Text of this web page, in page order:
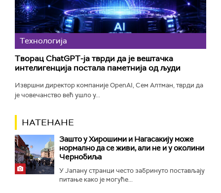
Технологијa
Творац ChatGPT-ја тврди да је вештачка
интелигенција постала паметнија од људи
Извршни директор компаније OpenAI, Сем Алтман, тврди да
је човечанство већ ушло у...
НАТЕНАНЕ
Зашто у Хирошими и Нагасакију може
нормално да се живи, али не и у околини
Чернобиља
У Јапану странци често забринуто постављају
питање како је могуће...